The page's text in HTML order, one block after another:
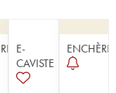
E-
CAVISTE
ENCHÈRE